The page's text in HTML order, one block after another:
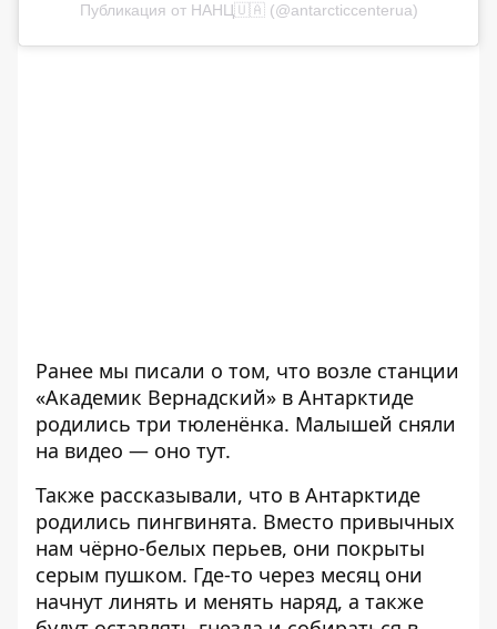
Публикация от НАНЦ🇺🇦 (@antarcticcenterua)
Ранее мы писали о том, что возле станции
«Академик Вернадский» в Антарктиде
родились три тюленёнка. Малышей сняли
на видео — оно тут.
Также рассказывали, что в Антарктиде
родились пингвинята. Вместо привычных
нам чёрно-белых перьев, они покрыты
серым пушком. Где-то через месяц они
начнут линять и менять наряд, а также